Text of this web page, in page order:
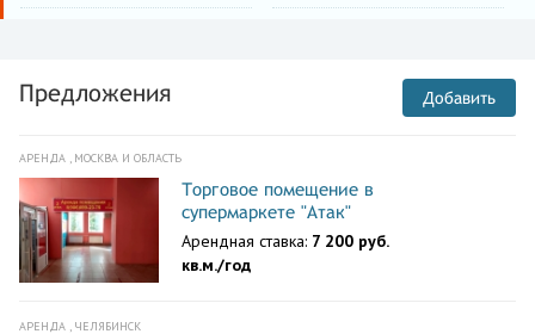
Предложения Добавить
АРЕНДА , МОСКВА И ОБЛАСТЬ
Торговое помещение в
супермаркете "Атак"
Арендная ставка: 7 200 руб.
кв.м./год
АРЕНДА , ЧЕЛЯБИНСК